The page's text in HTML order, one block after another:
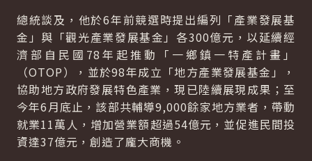
總統談及，他於6年前競選時提出編列「產業發展基
金」與「觀光產業發展基金」各300億元，以延續經
濟部自民國78年起推動「一鄉鎮一特產計畫」
（OTOP），並於98年成立「地方產業發展基金」，
協助地方政府發展特色產業，現已陸續展現成果；至
今年6月底止，該部共輔導9,000餘家地方業者，帶動
就業11萬人，增加營業額超過54億元，並促進民間投
資達37億元，創造了龐大商機。